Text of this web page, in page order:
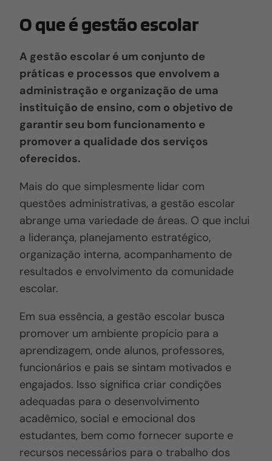
O que é gestão escolar
A gestão escolar é um conjunto de
práticas e processos que envolvem a
administração e organização de uma
instituição de ensino, com o objetivo de
garantir seu bom funcionamento e
promover a qualidade dos serviços
oferecidos.
Mais do que simplesmente lidar com
questões administrativas, a gestão escolar
abrange uma variedade de áreas. O que inclui
a liderança, planejamento estratégico,
organização interna, acompanhamento de
resultados e envolvimento da comunidade
escolar.
Em sua essência, a gestão escolar busca
promover um ambiente propício para a
aprendizagem, onde alunos, professores,
funcionários e pais se sintam motivados e
engajados. Isso significa criar condições
adequadas para o desenvolvimento
acadêmico, social e emocional dos
estudantes, bem como fornecer suporte e
recursos necessários para o trabalho dos